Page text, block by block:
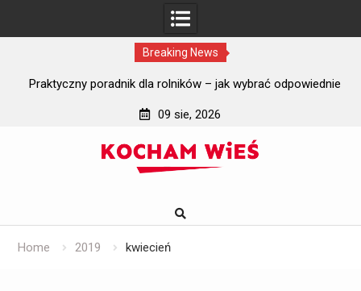
Breaking News
Praktyczny poradnik dla rolników – jak wybrać odpowiednie
09 sie, 2026
Home 2019 kwiecień